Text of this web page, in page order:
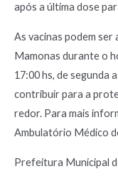
após a última dose
As vacinas podem
Mamonas durante o
17:00 hs, de segunda
contribuir para a
redor. Para mais
Ambulatório Médico
Prefeitura Municipal